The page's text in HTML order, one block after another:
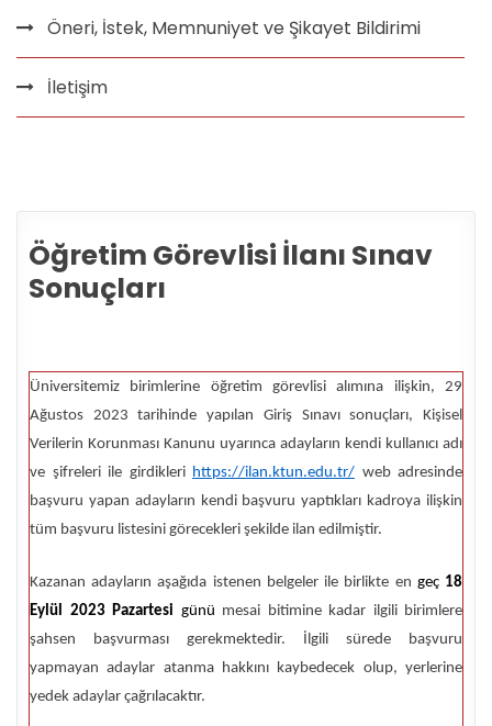
Öneri, İstek, Memnuniyet ve Şikayet Bildirimi
İletişim
Öğretim Görevlisi İlanı Sınav
Sonuçları
Üniversitemiz birimlerine öğretim görevlisi alımına ilişkin, 29
Ağustos 2023 tarihinde yapılan Giriş Sınavı sonuçları, Kişisel
Verilerin Korunması Kanunu uyarınca adayların kendi kullanıcı adı
ve şifreleri ile girdikleri https://ilan.ktun.edu.tr/ web adresinde
başvuru yapan adayların kendi başvuru yaptıkları kadroya ilişkin
tüm başvuru listesini görecekleri şekilde ilan edilmiştir.
Kazanan adayların aşağıda istenen belgeler ile birlikte en geç 18
Eylül 2023 Pazartesi günü mesai bitimine kadar ilgili birimlere
şahsen başvurması gerekmektedir. İlgili sürede başvuru
yapmayan adaylar atanma hakkını kaybedecek olup, yerlerine
yedek adaylar çağrılacaktır.